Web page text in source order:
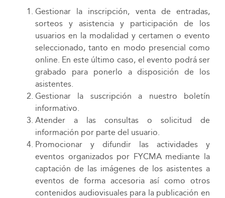
Gestionar la inscripción, venta de entradas,
sorteos y asistencia y participación de los
usuarios en la modalidad y certamen o evento
seleccionado, tanto en modo presencial como
online. En este último caso, el evento podrá ser
grabado para ponerlo a disposición de los
asistentes.
Gestionar la suscripción a nuestro boletín
informativo.
Atender a las consultas o solicitud de
información por parte del usuario.
Promocionar y difundir las actividades y
eventos organizados por FYCMA mediante la
captación de las imágenes de los asistentes a
eventos de forma accesoria así como otros
contenidos audiovisuales para la publicación en